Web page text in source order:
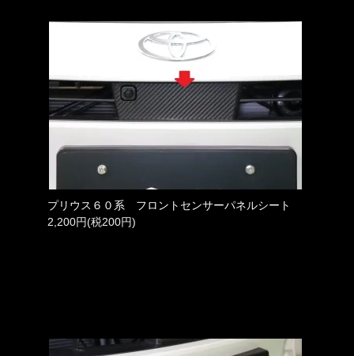
プリウス６０系 フロントセンサーパネルシート
2,200円(税200円)